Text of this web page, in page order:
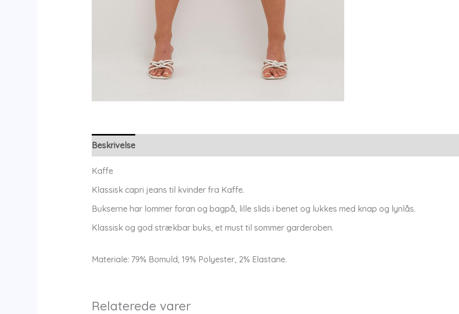
Beskrivelse
Kaffe
Klassisk capri jeans til kvinder fra Kaffe.
Bukserne har lommer foran og bagpå, lille slids i benet og lukkes med knap og lynlås.
Klassisk og god strækbar buks, et must til sommer garderoben.
Materiale: 79% Bomuld, 19% Polyester, 2% Elastane.
Relaterede varer